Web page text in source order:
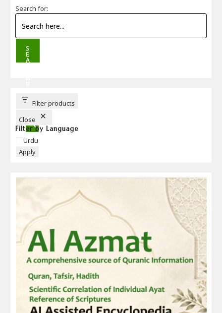
Search for:
S
E
A
T
T
Filter products
Close
Filter by Language
Language
Urdu
Apply